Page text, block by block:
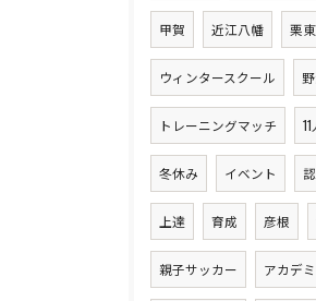
甲賀 近江八幡 栗東
ウィンタースクール
トレーニングマッチ
冬休み イベント
上達 育成 彦根
親子サッカー アカデ